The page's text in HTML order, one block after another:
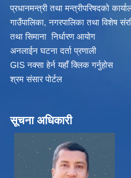
प्रधानमन्त्री तथा मन्त्रीपरिषदकाे
गाउँपालिका, नगरपालिका तथा विशेष
तथा सिमाना निर्धारण आयाेग
अनलाईन घटना दर्ता प्रणाली
GIS नक्सा हेर्न यहाँ क्लिक गर्नुहाेस
श्रम संसार पोर्टल
सूचना अधिकारी